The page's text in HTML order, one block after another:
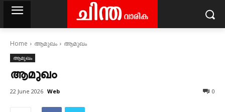
Home ആമുഖം ആമുഖം
ആമുഖം
ആമുഖം
22 June 2026 Web 0